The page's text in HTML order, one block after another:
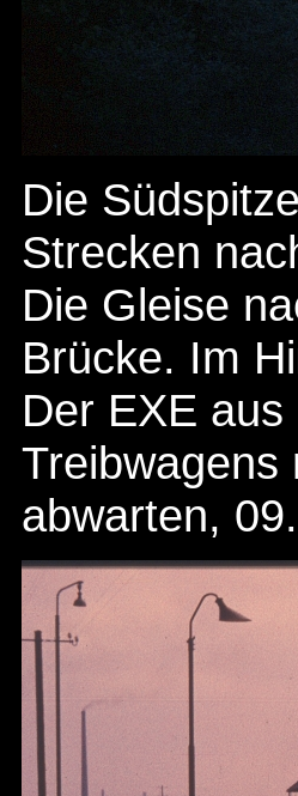
Die
Strecken
Die Gleise
Brücke. Im
Der EXE
Treibwagens
abwarten,